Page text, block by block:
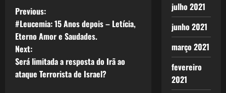
P
o
s
t
Previous:
#Leucemia: 15 Anos depois – Letícia,
Eterno Amor e Saudades.
Next:
Será limitada a resposta do Irã ao
ataque Terrorista de Israel?
julho 2021
junho 2021
março 2021
fevereiro
2021